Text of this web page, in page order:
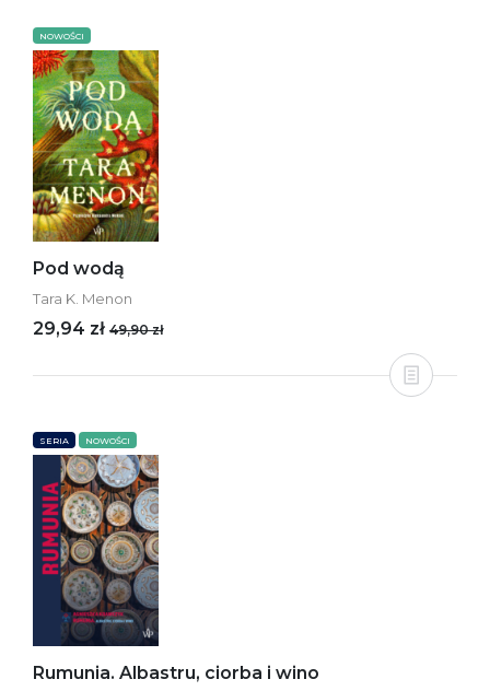
NOWOŚCI
Pod wodą
Tara K. Menon
29,94 zł 49,90 zł
SERIA NOWOŚCI
Rumunia. Albastru, ciorba i wino